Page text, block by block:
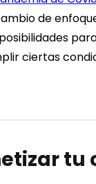
de
ciertas
tu